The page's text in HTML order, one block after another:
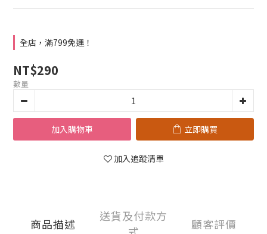
全店，滿799免運！
NT$290
數量
加入購物車 立即購買
加入追蹤清單
商品描述
送貨及付款方
顧客評價